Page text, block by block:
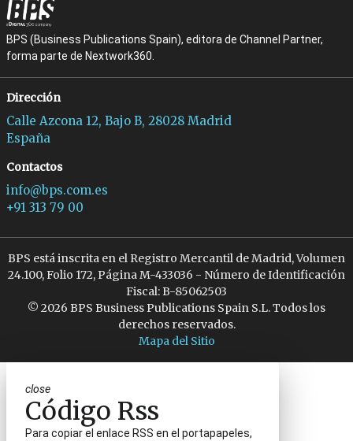
BPS (Business Publications Spain), editora de Channel Partner,
forma parte de Nextwork360.
Dirección
Calle Azcona 12, Bajo B, 28028 Madrid
España
Contactos
info@bps.com.es
+91 313 79 00
BPS está inscrita en el Registro Mercantil de Madrid, Volumen
24.100, Folio 172, Página M-433036 - Número de Identificación
Fiscal: B-85062503
© 2026 BPS Business Publications Spain S.L. Todos los
derechos reservados.
Mapa del Sitio
close
Código Rss
Para copiar el enlace RSS en el portapapeles,